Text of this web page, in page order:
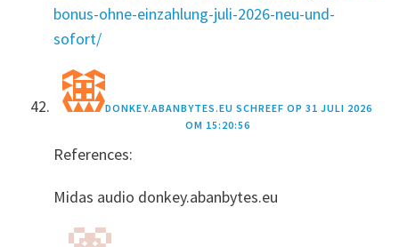
bonus-ohne-einzahlung-juli-2026-neu-und-
sofort/
DONKEY.ABANBYTES.EU SCHREEF OP 31 JULI 2026
OM 15:20:56
References:
Midas audio donkey.abanbytes.eu